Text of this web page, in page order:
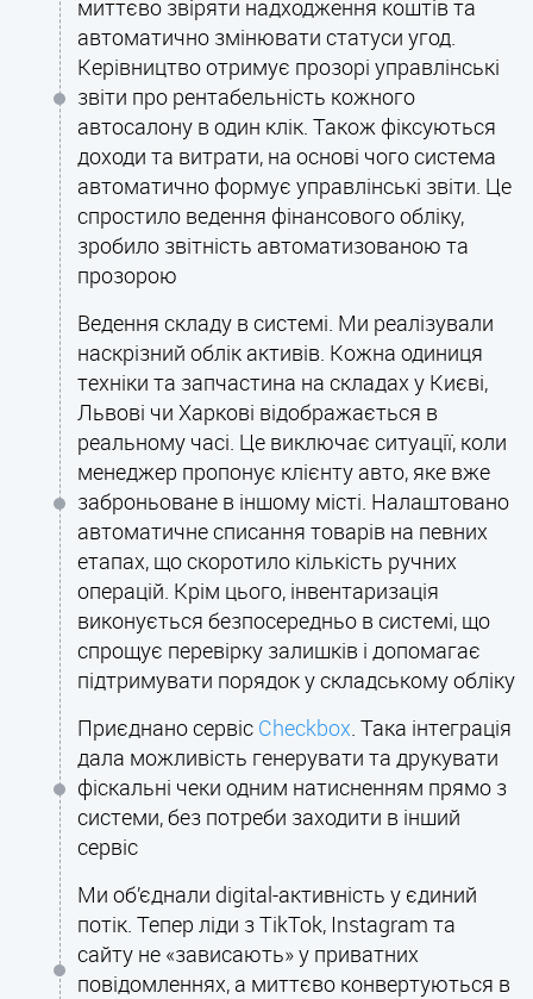
миттєво звіряти надходження коштів та
автоматично змінювати статуси угод.
Керівництво отримує прозорі управлінські
звіти про рентабельність кожного
автосалону в один клік. Також фіксуються
доходи та витрати, на основі чого система
автоматично формує управлінські звіти. Це
спростило ведення фінансового обліку,
зробило звітність автоматизованою та
прозорою
Ведення складу в системі. Ми реалізували
наскрізний облік активів. Кожна одиниця
техніки та запчастина на складах у Києві,
Львові чи Харкові відображається в
реальному часі. Це виключає ситуації, коли
менеджер пропонує клієнту авто, яке вже
заброньоване в іншому місті. Налаштовано
автоматичне списання товарів на певних
етапах, що скоротило кількість ручних
операцій. Крім цього, інвентаризація
виконується безпосередньо в системі, що
спрощує перевірку залишків і допомагає
підтримувати порядок у складському обліку
Приєднано сервіс Checkbox. Така інтеграція
дала можливість генерувати та друкувати
фіскальні чеки одним натисненням прямо з
системи, без потреби заходити в інший
сервіс
Ми об’єднали digital-активність у єдиний
потік. Тепер ліди з TikTok, Instagram та
сайту не «зависають» у приватних
повідомленнях, а миттєво конвертуються в